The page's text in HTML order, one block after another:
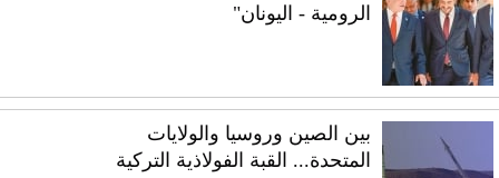
الرومية - اليونان"
بين الصين وروسيا والولايات
المتحدة... القبة الفولاذية التركية